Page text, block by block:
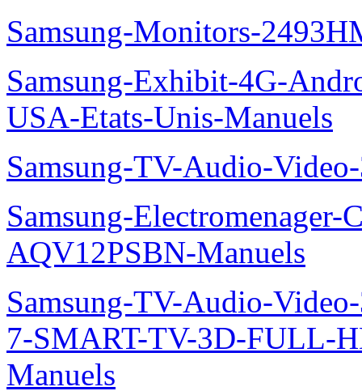
Samsung-Monitors-
Samsung-Exhibit-4G-
USA-Etats-Unis-Manuels
Samsung-TV-Audio-
Samsung-Electromenager-
AQV12PSBN-Manuels
Samsung-TV-Audio-
7-SMART-TV-3D-FULL-
Manuels